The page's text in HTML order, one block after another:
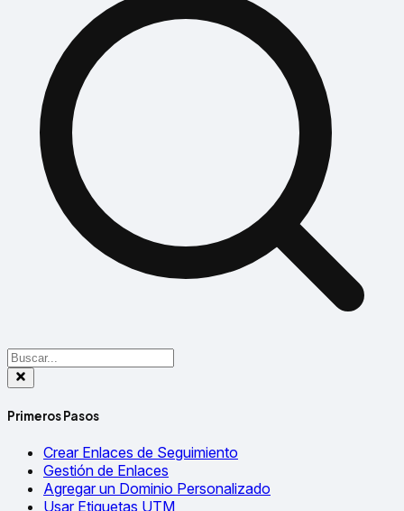
Primeros Pasos
Crear Enlaces de Seguimiento
Gestión de Enlaces
Agregar un Dominio Personalizado
Usar Etiquetas UTM